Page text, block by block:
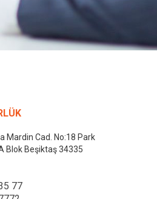
Mardin Cad. No:18 Park
Blok Beşiktaş 34335
77